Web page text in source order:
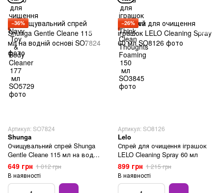
−36%
Артикул: SO7824
Shunga
Очищувальний спрей Shunga
Gentle Cleane 115 мл на водній
основі
649 грн 1 012 грн
В наявності
−26%
Артикул: SO8126
Lelo
Спрей для очищення іграшок
LELO Cleaning Spray 60 мл
899 грн 1 215 грн
В наявності